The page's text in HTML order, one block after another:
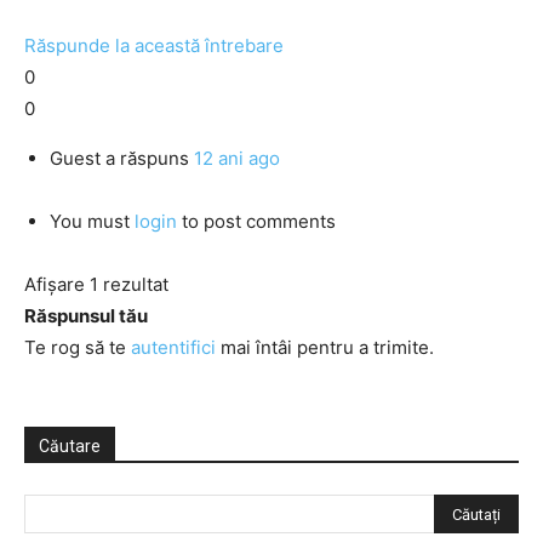
Răspunde la această întrebare
0
0
Guest a răspuns 12 ani ago
You must login to post comments
Afișare 1 rezultat
Răspunsul tău
Te rog să te autentifici mai întâi pentru a trimite.
Căutare